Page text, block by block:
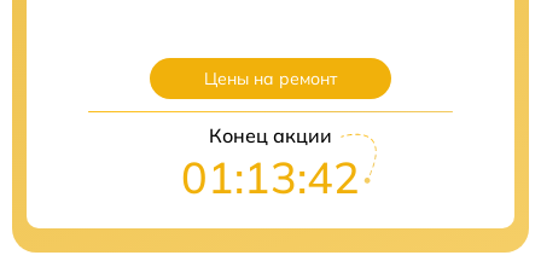
Цены на ремонт
Конец акции
01:13:41